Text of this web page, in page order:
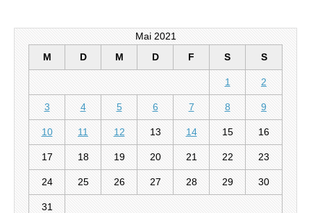
Mai 2021
M
D M D F S S
1 2
3 4 5 6 7 8 9
10 11 12 13 14 15 16
17 18 19 20 21 22 23
24 25 26 27 28 29 30
31